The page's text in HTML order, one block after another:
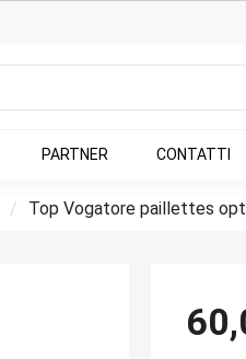
PARTNER CONTATTI
Top Vogatore paillettes